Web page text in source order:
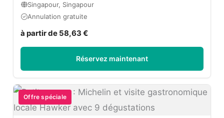
Singapour, Singapour
Annulation gratuite
à partir de 58,63 €
Réservez maintenant
Offre spéciale